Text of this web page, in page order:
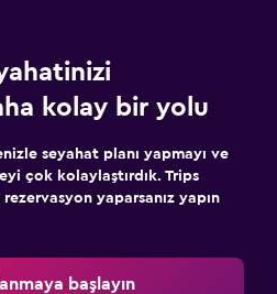
kolay bir yolu
seyahat planı yapmayı ve
çok kolaylaştırdık. Trips
yaparsanız yapın
başlayın